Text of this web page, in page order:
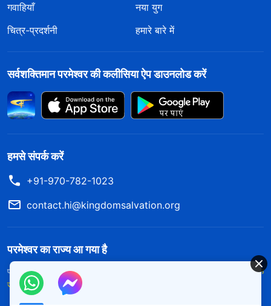
गवाहियाँ
नया युग
चित्र-प्रदर्शनी
हमारे बारे में
सर्वशक्तिमान परमेश्वर की कलीसिया ऐप डाउनलोड करें
हमसे संपर्क करें
+91-970-782-1023
contact.hi@kingdomsalvation.org
परमेश्वर का राज्य आ गया है
परमेश्वर का राज्य पृथ्वी पर आ गया है! क्या आप इसमें प्रवेश करना चाहते हैं?
और अधिक
जानें